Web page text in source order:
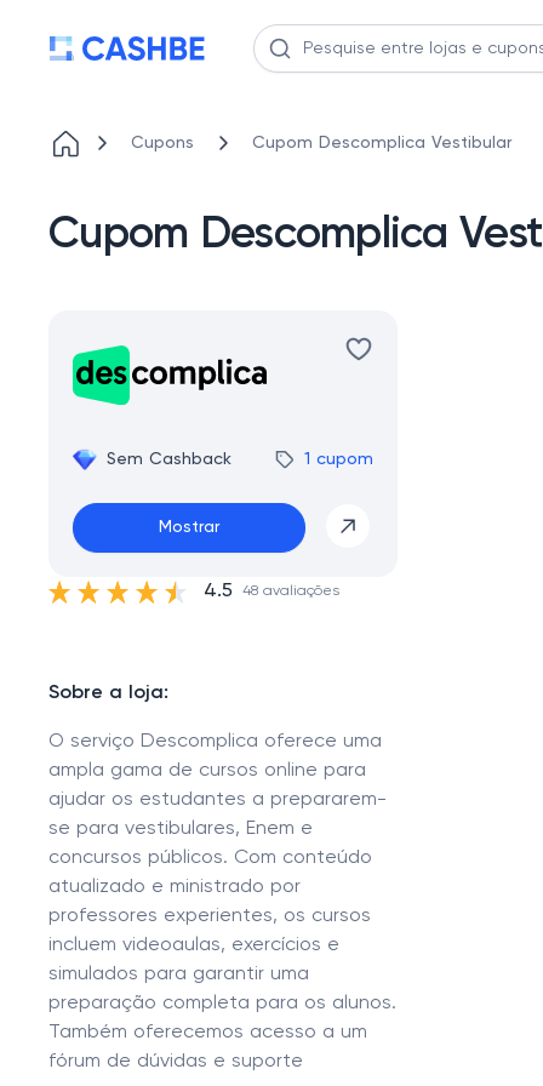
Cupons Cupom Descomplica Vestibular
Cupom Descomplica
Sem Cashback 1 cupom
Mostrar
4.5 48 avaliações
Sobre a loja:
O serviço Descomplica oferece uma
ampla gama de cursos online para
ajudar os estudantes a prepararem-
se para vestibulares, Enem e
concursos públicos. Com conteúdo
atualizado e ministrado por
professores experientes, os cursos
incluem videoaulas, exercícios e
simulados para garantir uma
preparação completa para os alunos.
Também oferecemos acesso a um
fórum de dúvidas e suporte